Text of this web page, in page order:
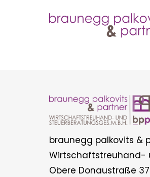
braunegg palkovits &
Wirtschaftstreuhand-
Obere Donaustraße 37